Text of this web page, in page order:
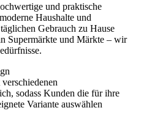
und praktische
Haushalte und
Gebrauch zu Hause
Supermärkte und Märkte – wir
sodass Kunden die für ihre
Variante auswählen